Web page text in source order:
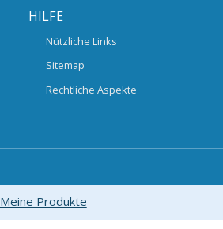
HILFE
Nützliche Links
Sitemap
Rechtliche Aspekte
Meine Produkte